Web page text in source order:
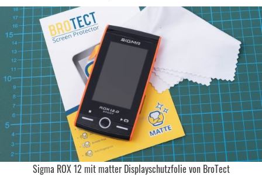
Sigma ROX 12 mit matter Displayschutzfolie von BroTect